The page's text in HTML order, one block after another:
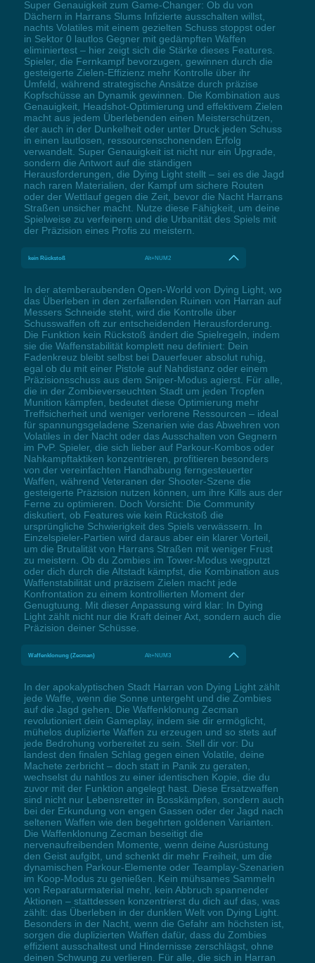
Super Genauigkeit zum Game-Changer: Ob du von
Dächern in Harrans Slums Infizierte ausschalten willst,
nachts Volatiles mit einem gezielten Schuss stoppst oder
in Sektor 0 lautlos Gegner mit gedämpften Waffen
eliminiertest – hier zeigt sich die Stärke dieses Features.
Spieler, die Fernkampf bevorzugen, gewinnen durch die
gesteigerte Zielen-Effizienz mehr Kontrolle über ihr
Umfeld, während strategische Ansätze durch präzise
Kopfschüsse an Dynamik gewinnen. Die Kombination aus
Genauigkeit, Headshot-Optimierung und effektivem Zielen
macht aus jedem Überlebenden einen Meisterschützen,
der auch in der Dunkelheit oder unter Druck jeden Schuss
in einen lautlosen, ressourcenschonenden Erfolg
verwandelt. Super Genauigkeit ist nicht nur ein Upgrade,
sondern die Antwort auf die ständigen
Herausforderungen, die Dying Light stellt – sei es die Jagd
nach raren Materialien, der Kampf um sichere Routen
oder der Wettlauf gegen die Zeit, bevor die Nacht Harrans
Straßen unsicher macht. Nutze diese Fähigkeit, um deine
Spielweise zu verfeinern und die Urbanität des Spiels mit
der Präzision eines Profis zu meistern.
kein Rückstoß Alt+NUM2
In der atemberaubenden Open-World von Dying Light, wo
das Überleben in den zerfallenden Ruinen von Harran auf
Messers Schneide steht, wird die Kontrolle über
Schusswaffen oft zur entscheidenden Herausforderung.
Die Funktion kein Rückstoß ändert die Spielregeln, indem
sie die Waffenstabilität komplett neu definiert: Dein
Fadenkreuz bleibt selbst bei Dauerfeuer absolut ruhig,
egal ob du mit einer Pistole auf Nahdistanz oder einem
Präzisionsschuss aus dem Sniper-Modus agierst. Für alle,
die in der Zombieverseuchten Stadt um jeden Tropfen
Munition kämpfen, bedeutet diese Optimierung mehr
Treffsicherheit und weniger verlorene Ressourcen – ideal
für spannungsgeladene Szenarien wie das Abwehren von
Volatiles in der Nacht oder das Ausschalten von Gegnern
im PvP. Spieler, die sich lieber auf Parkour-Kombos oder
Nahkampftaktiken konzentrieren, profitieren besonders
von der vereinfachten Handhabung ferngesteuerter
Waffen, während Veteranen der Shooter-Szene die
gesteigerte Präzision nutzen können, um ihre Kills aus der
Ferne zu optimieren. Doch Vorsicht: Die Community
diskutiert, ob Features wie kein Rückstoß die
ursprüngliche Schwierigkeit des Spiels verwässern. In
Einzelspieler-Partien wird daraus aber ein klarer Vorteil,
um die Brutalität von Harrans Straßen mit weniger Frust
zu meistern. Ob du Zombies im Tower-Modus wegputzt
oder dich durch die Altstadt kämpfst, die Kombination aus
Waffenstabilität und präzisem Zielen macht jede
Konfrontation zu einem kontrollierten Moment der
Genugtuung. Mit dieser Anpassung wird klar: In Dying
Light zählt nicht nur die Kraft deiner Axt, sondern auch die
Präzision deiner Schüsse.
Waffenklonung (Zecman) Alt+NUM3
In der apokalyptischen Stadt Harran von Dying Light zählt
jede Waffe, wenn die Sonne untergeht und die Zombies
auf die Jagd gehen. Die Waffenklonung Zecman
revolutioniert dein Gameplay, indem sie dir ermöglicht,
mühelos duplizierte Waffen zu erzeugen und so stets auf
jede Bedrohung vorbereitet zu sein. Stell dir vor: Du
landest den finalen Schlag gegen einen Volatile, deine
Machete zerbricht – doch statt in Panik zu geraten,
wechselst du nahtlos zu einer identischen Kopie, die du
zuvor mit der Funktion angelegt hast. Diese Ersatzwaffen
sind nicht nur Lebensretter in Bosskämpfen, sondern auch
bei der Erkundung von engen Gassen oder der Jagd nach
seltenen Waffen wie den begehrten goldenen Varianten.
Die Waffenklonung Zecman beseitigt die
nervenaufreibenden Momente, wenn deine Ausrüstung
den Geist aufgibt, und schenkt dir mehr Freiheit, um die
dynamischen Parkour-Elemente oder Teamplay-Szenarien
im Koop-Modus zu genießen. Kein mühsames Sammeln
von Reparaturmaterial mehr, kein Abbruch spannender
Aktionen – stattdessen konzentrierst du dich auf das, was
zählt: das Überleben in der dunklen Welt von Dying Light.
Besonders in der Nacht, wenn die Gefahr am höchsten ist,
sorgen die duplizierten Waffen dafür, dass du Zombies
effizient ausschaltest und Hindernisse zerschlägst, ohne
deinen Schwung zu verlieren. Für alle, die sich in Harran